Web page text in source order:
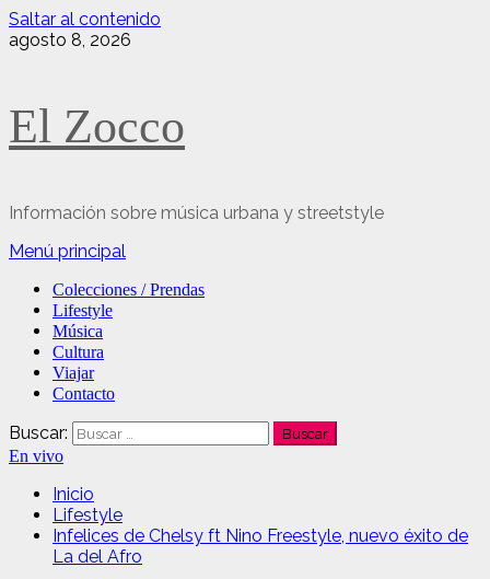
Saltar al contenido
agosto 8, 2026
El Zocco
Información sobre música urbana y streetstyle
Menú principal
Colecciones / Prendas
Lifestyle
Música
Cultura
Viajar
Contacto
Buscar:
En vivo
Inicio
Lifestyle
Infelices de Chelsy ft Nino Freestyle, nuevo éxito de
La del Afro